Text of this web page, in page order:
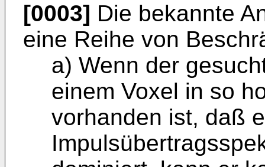
[0003] Die bekannte
eine Reihe von
a) Wenn der
einem Voxel in so
vorhanden ist, daß